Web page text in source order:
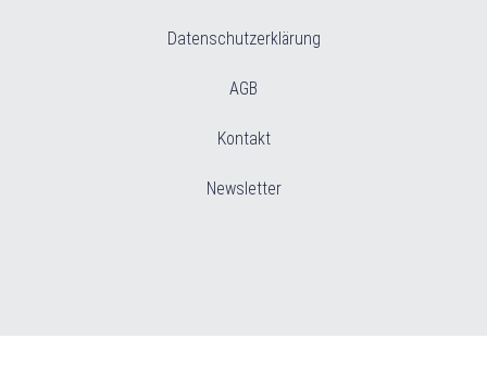
Datenschutzerklärung
AGB
Kontakt
Newsletter